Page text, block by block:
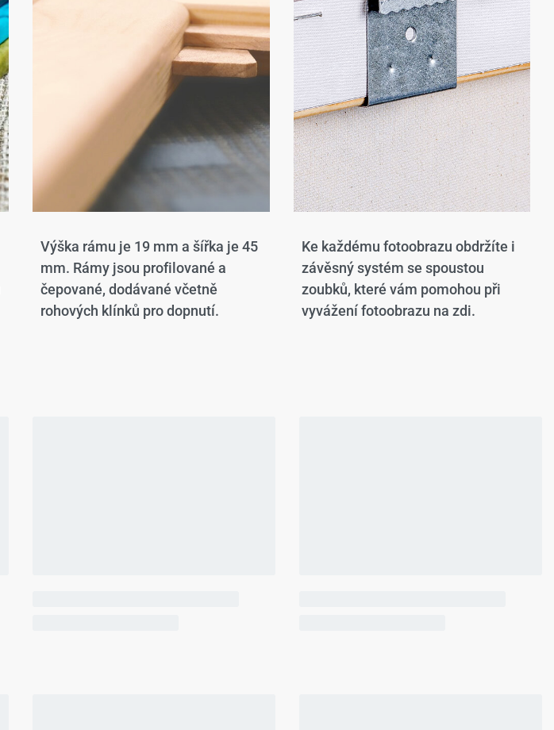
Výška rámu je 19 mm a šířka je 45
mm. Rámy jsou profilované a
čepované, dodávané včetně
rohových klínků pro dopnutí.
Ke každému fotoobrazu obdržíte i
závěsný systém se spoustou
zoubků, které vám pomohou při
vyvážení fotoobrazu na zdi.